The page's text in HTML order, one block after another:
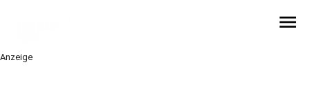
menu
Anzeige